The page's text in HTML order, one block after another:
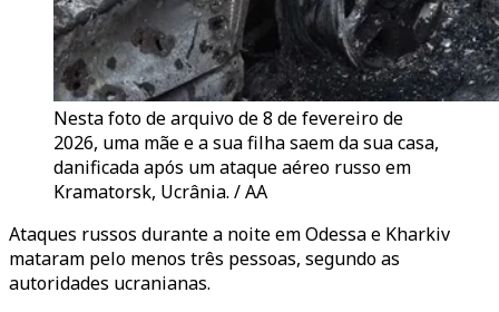
Nesta foto de arquivo de 8 de fevereiro de
2026, uma mãe e a sua filha saem da sua casa,
danificada após um ataque aéreo russo em
Kramatorsk, Ucrânia. / AA
Ataques russos durante a noite em Odessa e Kharkiv
mataram pelo menos três pessoas, segundo as
autoridades ucranianas.